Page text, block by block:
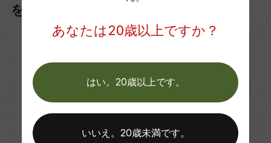
を務める
あなたは20歳以上ですか？
はい。20歳以上です。
いいえ。20歳未満です。